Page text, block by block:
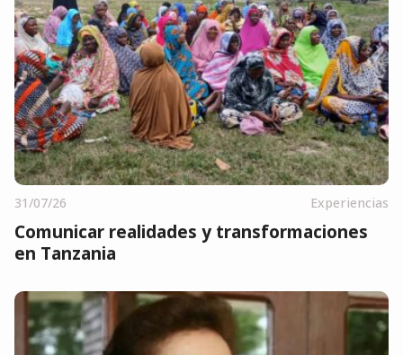
31/07/26 Experiencias
Comunicar realidades y transformaciones
en Tanzania